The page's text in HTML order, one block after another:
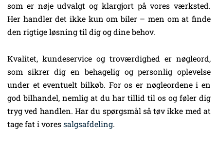
som er nøje udvalgt og klargjort på vores værksted.
Her handler det ikke kun om biler – men om at finde
den rigtige løsning til dig og dine behov.
Kvalitet, kundeservice og troværdighed er nøgleord,
som sikrer dig en behagelig og personlig oplevelse
under et eventuelt bilkøb. For os er nøgleordene i en
god bilhandel, nemlig at du har tillid til os og føler dig
tryg ved handlen. Har du spørgsmål så tøv ikke med at
tage fat i voressalgsafdeling.